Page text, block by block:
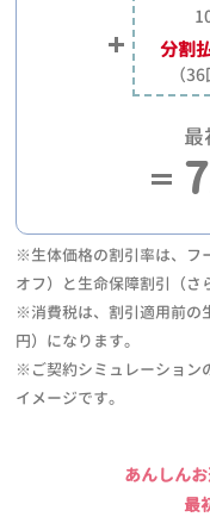
分割
（
最
※生体価格の割引率は、フ
オフ）と生命保障割引（さ
※消費税は、割引適用前の
円）になります。
※ご契約シミュレーション
イメージです。
あんしん
最